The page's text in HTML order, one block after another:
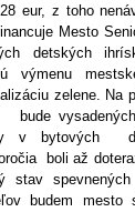
eur, z toho
Mesto
detských
výmenu
zelene. Na
bude
v bytových
boli až
stav
budem mesto